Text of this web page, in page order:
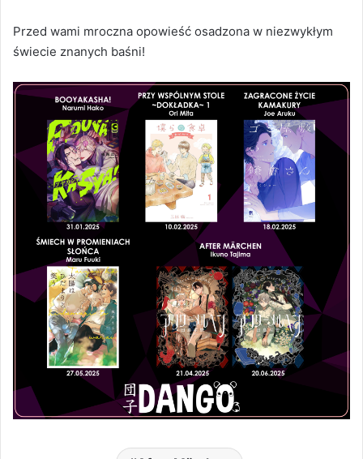
Przed wami mroczna opowieść osadzona w niezwykłym
świecie znanych baśni!